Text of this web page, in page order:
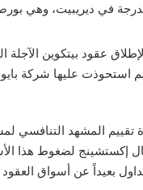
في ديريبيت، وهي
عقود بيتكوين الآجلة
تقييم المشهد
إكستشينج لضغوط هذا
بعيداً عن أسواق العقود